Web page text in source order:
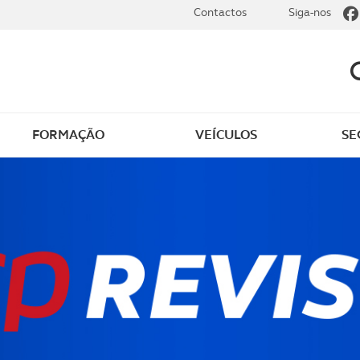
Golfe
Revista ACP Edição
impressa
FORMAÇÃO VEÍCULOS
Contactos Siga-nos